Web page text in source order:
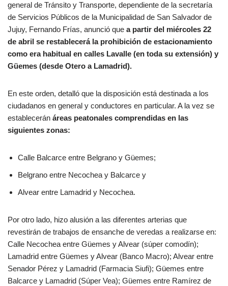
general de Tránsito y Transporte, dependiente de la secretaría
de Servicios Públicos de la Municipalidad de San Salvador de
Jujuy, Fernando Frías, anunció que a partir del miércoles 22
de abril se restablecerá la prohibición de estacionamiento
como era habitual en calles Lavalle (en toda su extensión) y
Güemes (desde Otero a Lamadrid).
En este orden, detalló que la disposición está destinada a los
ciudadanos en general y conductores en particular. A la vez se
establecerán áreas peatonales comprendidas en las
siguientes zonas:
Calle Balcarce entre Belgrano y Güemes;
Belgrano entre Necochea y Balcarce y
Alvear entre Lamadrid y Necochea.
Por otro lado, hizo alusión a las diferentes arterias que
revestirán de trabajos de ensanche de veredas a realizarse en:
Calle Necochea entre Güemes y Alvear (súper comodín);
Lamadrid entre Güemes y Alvear (Banco Macro); Alvear entre
Senador Pérez y Lamadrid (Farmacia Siufi); Güemes entre
Balcarce y Lamadrid (Súper Vea); Güemes entre Ramírez de